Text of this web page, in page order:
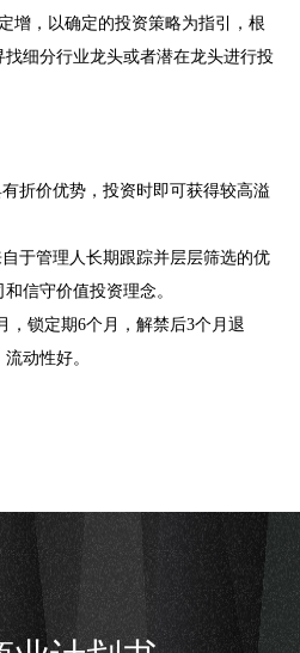
增，以确定的投资策略为指引，根
细分行业龙头或者潜在龙头进行投
折价优势，投资时即可获得较高溢
于管理人长期跟踪并层层筛选的优
信守价值投资理念。
，锁定期6个月，解禁后3个月退
动性好。